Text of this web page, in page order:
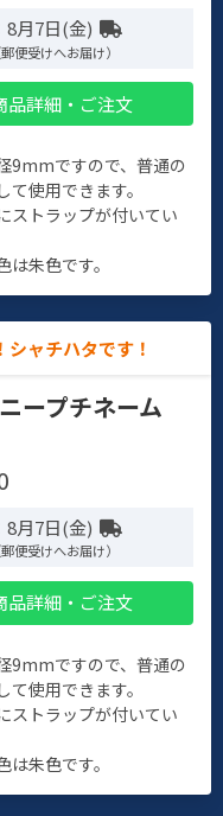
8月7日(金)
便受けへお届け）
品詳細・ご注文
9mmですので、普通の
て使用できます。
ストラップが付いてい
は朱色です。
ャチハタです！
ープチネーム
8月7日(金)
便受けへお届け）
品詳細・ご注文
9mmですので、普通の
て使用できます。
ストラップが付いてい
は朱色です。